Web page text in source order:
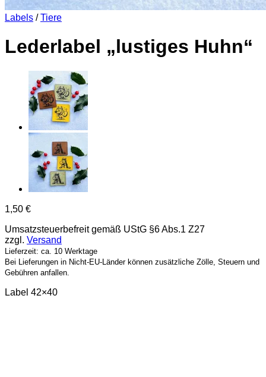
Labels / Tiere
Lederlabel „lustiges Huhn“
1,50 €
Umsatzsteuerbefreit gemäß UStG §6 Abs.1 Z27
zzgl. Versand
Lieferzeit: ca. 10 Werktage
Bei Lieferungen in Nicht-EU-Länder können zusätzliche Zölle, Steuern und
Gebühren anfallen.
Label 42×40